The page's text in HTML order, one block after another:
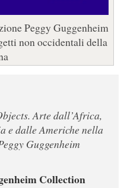
Peggy Guggenheim
non occidentali della
Arte dall’Africa,
e dalle Americhe nella
Guggenheim
Collection